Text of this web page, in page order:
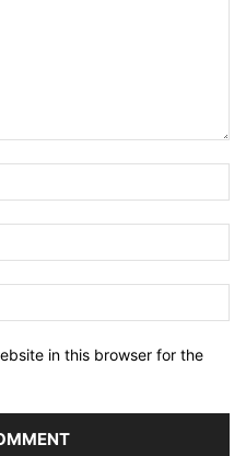
in this browser for the